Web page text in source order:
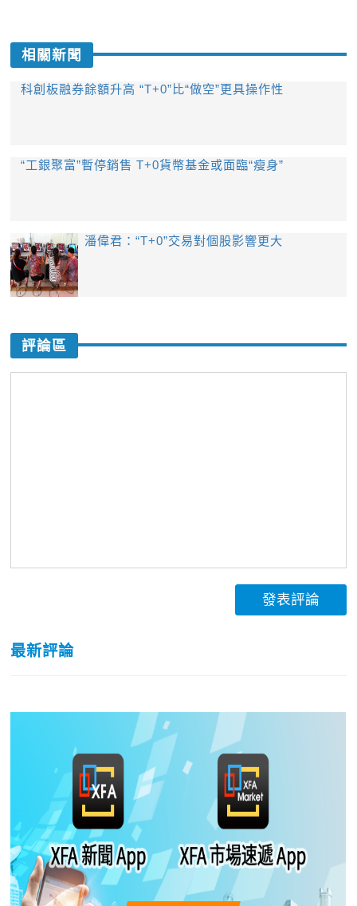
相關新聞
科創板融券餘額升高 “T+0”比“做空”更具操作性
​“工銀聚富”暫停銷售 T+0貨幣基金或面臨“瘦身”
潘偉君：“T+0”交易對個股影響更大
評論區
發表評論
最新評論